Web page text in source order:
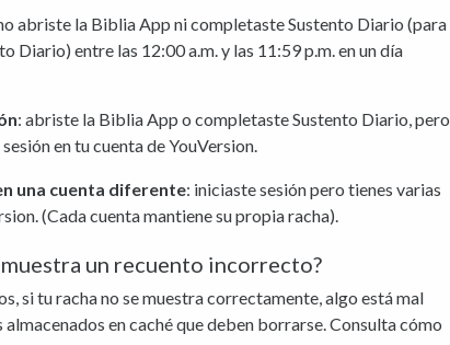
abriste la Biblia App ni completaste Sustento Diario (para
Diario) entre las 12:00 a.m. y las 11:59 p.m. en un día
: abriste la Biblia App o completaste Sustento Diario, pero
en tu cuenta de YouVersion.
una cuenta diferente: iniciaste sesión pero tienes varias
(Cada cuenta mantiene su propia racha).
un recuento incorrecto?
si tu racha no se muestra correctamente, algo está mal
en caché que deben borrarse. Consulta cómo